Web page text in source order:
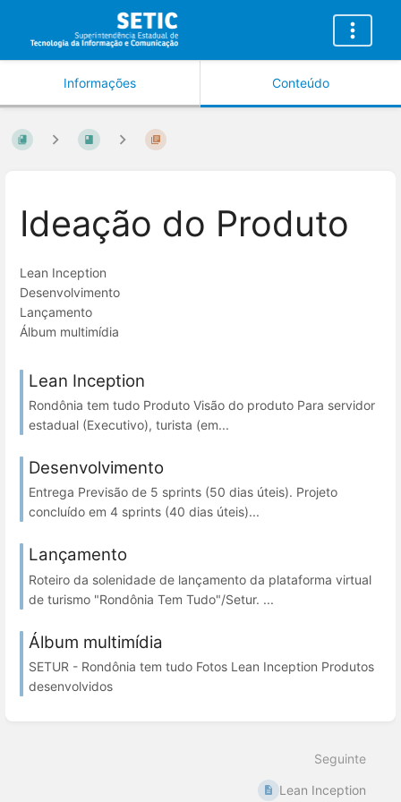
Informações Conteúdo
Ideação do Produto
Lean Inception
Desenvolvimento
Lançamento
Álbum multimídia
Lean Inception
Rondônia tem tudo Produto Visão do produto Para servidor
estadual (Executivo), turista (em...
Desenvolvimento
Entrega Previsão de 5 sprints (50 dias úteis). Projeto
concluído em 4 sprints (40 dias úteis)...
Lançamento
Roteiro da solenidade de lançamento da plataforma virtual
de turismo "Rondônia Tem Tudo"/Setur. ...
Álbum multimídia
SETUR - Rondônia tem tudo Fotos Lean Inception Produtos
desenvolvidos
Seguinte
Lean Inception